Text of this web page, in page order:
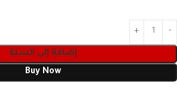
إضافة إلى السلة
Buy Now